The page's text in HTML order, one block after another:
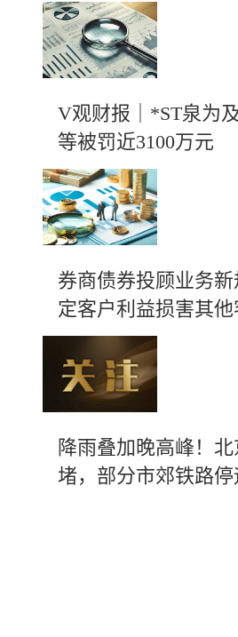
V观财报｜*ST泉为
等被罚近3100万元
券商债券投顾业务
定客户利益损害其
降雨叠加晚高峰！
堵，部分市郊铁路停